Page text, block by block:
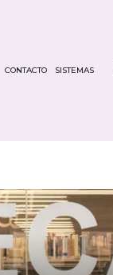
CONTACTO SISTEMAS